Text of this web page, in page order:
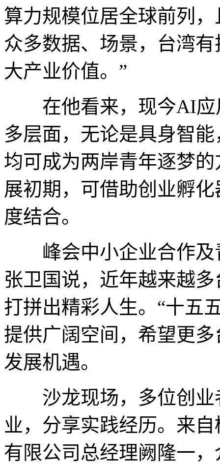
算力规模位居全球前列
众多数据、场景，台湾
大产业价值。”
在他看来，现今AI应
多层面，无论是具身智
均可成为两岸青年逐梦
展初期，可借助创业孵
度结合。
峰会中小企业合作及
张卫国说，近年越来越
打拼出精彩人生。“十五
提供广阔空间，希望更
发展机遇。
沙龙现场，多位创业
业，分享实践经历。来
有限公司总经理阙隆一